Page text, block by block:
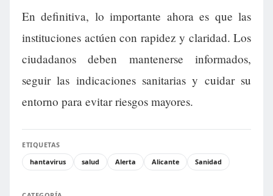
En definitiva, lo importante ahora es que las
instituciones actúen con rapidez y claridad. Los
ciudadanos deben mantenerse informados,
seguir las indicaciones sanitarias y cuidar su
entorno para evitar riesgos mayores.
ETIQUETAS
hantavirus
salud Alerta Alicante Sanidad